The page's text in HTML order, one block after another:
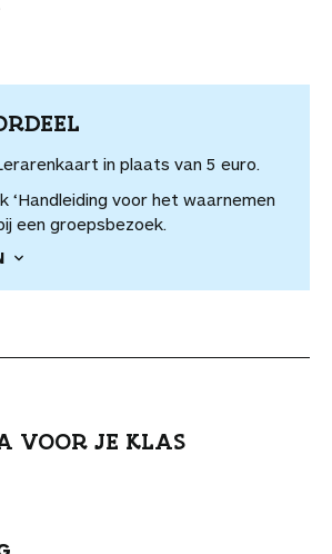
in plaats van 5 euro.
‘Handleiding voor het waarnemen
een groepsbezoek.
VOOR JE KLAS